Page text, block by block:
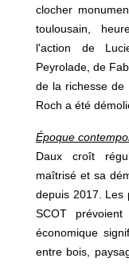
clocher
toulousain,
l'action de
Peyrolade, de
de la richesse de
Roch a été
Époque
Daux croît
maîtrisé et sa
depuis 2017. Les
SCOT
économique
entre bois,